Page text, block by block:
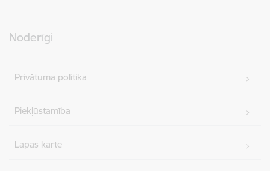
Noderīgi
Privātuma politika
Piekļūstamība
Lapas karte